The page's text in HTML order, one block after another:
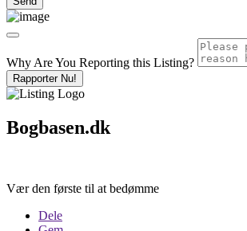
Why Are You Reporting this Listing?
Rapporter Nu!
Bogbasen.dk
Vær den første til at bedømme
Dele